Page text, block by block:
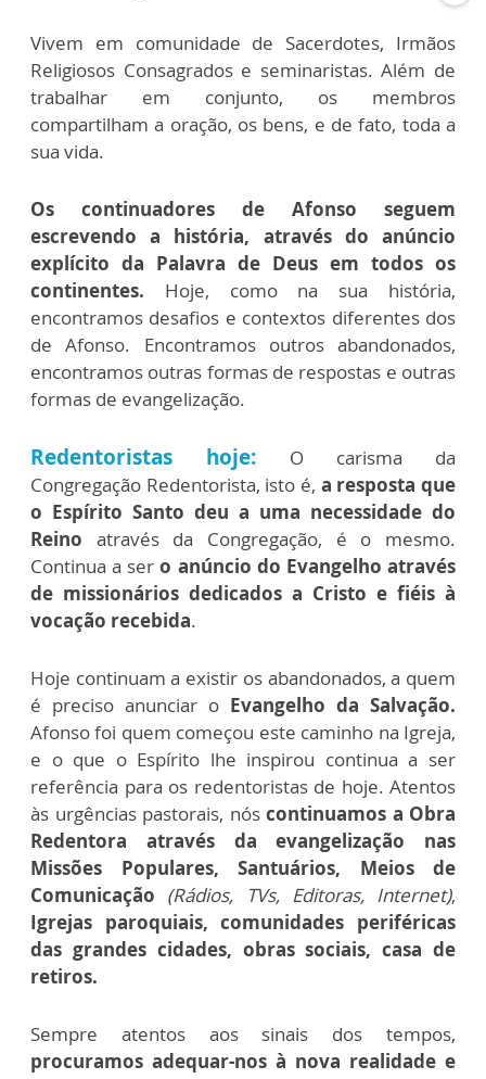
Vivem em comunidade de Sacerdotes, Irmãos
Religiosos Consagrados e seminaristas. Além de
trabalhar em conjunto, os membros
compartilham a oração, os bens, e de fato, toda a
sua vida.
Os continuadores de Afonso seguem
escrevendo a história, através do anúncio
explícito da Palavra de Deus em todos os
continentes. Hoje, como na sua história,
encontramos desafios e contextos diferentes dos
de Afonso. Encontramos outros abandonados,
encontramos outras formas de respostas e outras
formas de evangelização.
Redentoristas hoje:
O carisma da
Congregação Redentorista, isto é, a resposta que
o Espírito Santo deu a uma necessidade do
Reino através da Congregação, é o mesmo.
Continua a sero anúncio do Evangelho através
de missionários dedicados a Cristo e fiéis à
vocação recebida.
Hoje continuam a existir os abandonados, a quem
é preciso anunciar o Evangelho da Salvação.
Afonso foi quem começou este caminho na Igreja,
e o que o Espírito lhe inspirou continua a ser
referência para os redentoristas de hoje. Atentos
às urgências pastorais, nós continuamos a Obra
Redentora através da evangelização nas
Missões Populares,
Santuários, Meios de
Comunicação (Rádios, TVs, Editoras, Internet),
Igrejas paroquiais, comunidades periféricas
das grandes cidades, obras sociais, casa de
retiros.
Sempre atentos aos sinais dos tempos,
procuramos adequar-nos à nova realidade e